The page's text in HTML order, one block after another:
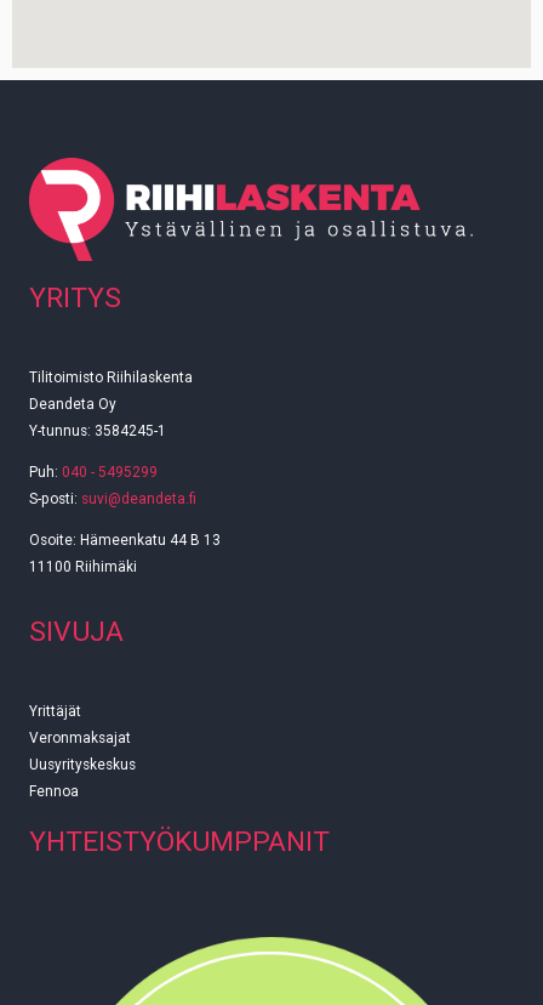
YRITYS
Tilitoimisto Riihilaskenta
Deandeta Oy
Y-tunnus: 3584245-1
Puh: 040 - 5495299
S-posti: suvi@deandeta.fi
Osoite: Hämeenkatu 44 B 13
11100 Riihimäki
SIVUJA
Yrittäjät
Veronmaksajat
Uusyrityskeskus
Fennoa
YHTEISTYÖKUMPPANIT